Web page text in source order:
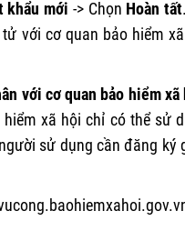
khẩu mới -> Chọn Hoàn tất
với cơ quan bảo hiểm
với cơ quan bảo hiểm xã
xã hội chỉ có thể sử
sử dụng cần đăng ký